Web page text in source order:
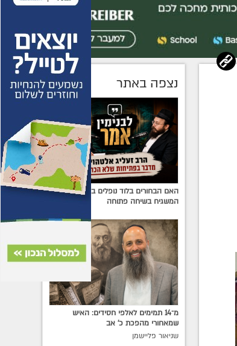
נצפה באתר
האם הבחורים בלוד נופלים בין הכיסאות?
המשגיח בשיחה פתוחה
מ־14 תמימים לאלפי חסידים: האיש
שמאחורי מהפכת כ׳ אב
שניאור פליישמן